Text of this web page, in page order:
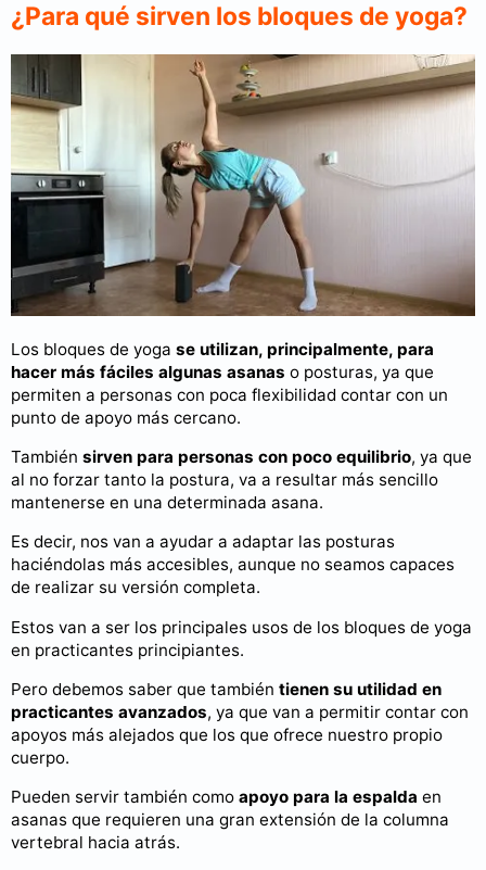
¿Para qué sirven los bloques de yoga?
Los bloques de yoga se utilizan, principalmente, para
hacer más fáciles algunas asanas o posturas, ya que
permiten a personas con poca flexibilidad contar con un
punto de apoyo más cercano.
También sirven para personas con poco equilibrio, ya que
al no forzar tanto la postura, va a resultar más sencillo
mantenerse en una determinada asana.
Es decir, nos van a ayudar a adaptar las posturas
haciéndolas más accesibles, aunque no seamos capaces
de realizar su versión completa.
Estos van a ser los principales usos de los bloques de yoga
en practicantes principiantes.
Pero debemos saber que también tienen su utilidad en
practicantes avanzados, ya que van a permitir contar con
apoyos más alejados que los que ofrece nuestro propio
cuerpo.
Pueden servir también como apoyo para la espalda en
asanas que requieren una gran extensión de la columna
vertebral hacia atrás.